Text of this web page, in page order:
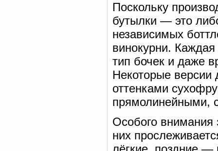
Поскольку
бутылки — это
независимых
винокурни.
тип бочек и даже
Некоторые
оттенками
прямолинейными,
Особого
них